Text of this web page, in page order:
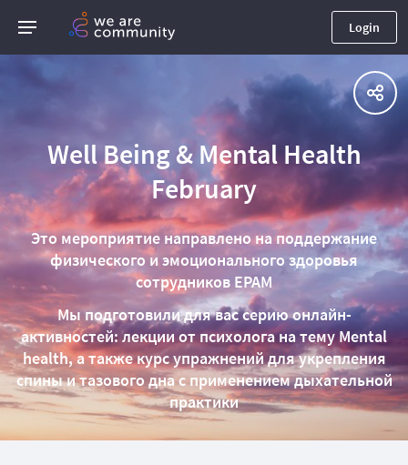
Login
Well Being & Mental Health
February
Это мероприятие направлено на поддержание
физического и эмоционального здоровья
сотрудников EPAM
Мы подготовили для вас серию онлайн-
активностей: лекции от психолога на тему Mental
health, а также курс упражнений для укрепления
спины и тазового дна с применением дыхательной
практики